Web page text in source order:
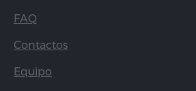
FAQ
Contactos
Equipo